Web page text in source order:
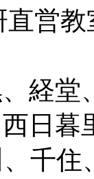
営教
経堂
日暮
千住